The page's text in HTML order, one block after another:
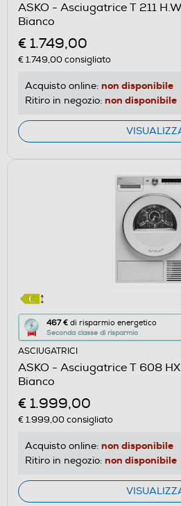
ASKO - Asciugatrice T 211
Bianco
€ 1.749,00
€ 1.749,00consigliato
Acquisto online: non disponibile
Ritiro in negozio: non disponibile
467 € di risparmio energetico
Seconda classe di risparmio
Questa
azione
aprirà
il
Calcolatore
di
risparmio
energetico
di
ASCIUGATRICI
ASKO - Asciugatrice T 608
Bianco
€ 1.999,00
€ 1.999,00consigliato
Acquisto online: non disponibile
Ritiro in negozio: non disponibile